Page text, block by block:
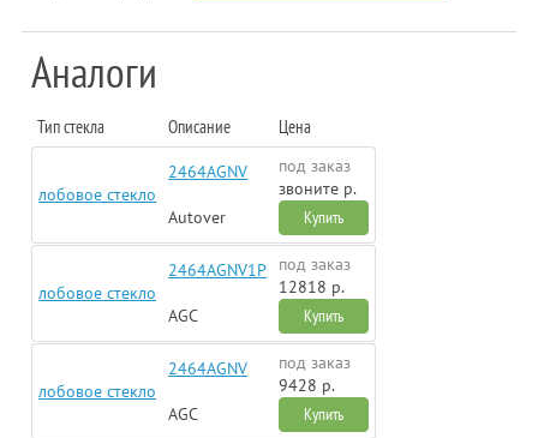
Аналоги
Тип стекла Описание Цена
лобовое стекло
2464AGNV
Autover
под заказ
звоните р.
Купить
лобовое стекло
2464AGNV1P
AGC
под заказ
12818 р.
Купить
лобовое стекло
2464AGNV
AGC
под заказ
9428 р.
Купить